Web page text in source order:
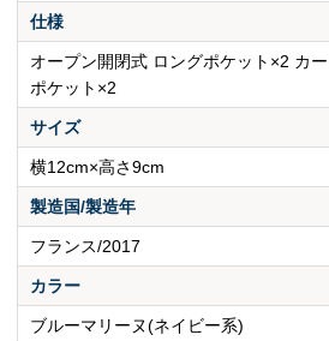
仕様
オープン開閉式 ロングポケット×2 カ
ポケット×2
サイズ
横12cm×高さ9cm
製造国/製造年
フランス/2017
カラー
ブルーマリーヌ(ネイビー系)